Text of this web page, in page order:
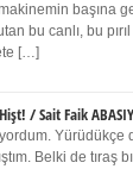
başına
bu canlı, bu
[…]
/ Sait Faik
Yürüdükçe
Belki de tıraş